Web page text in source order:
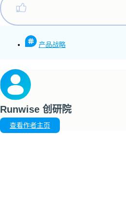
产品战略
Runwise 创研院
查看作者主页